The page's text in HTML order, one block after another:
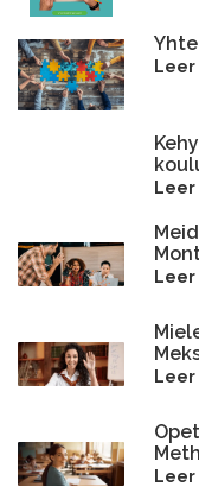
Leer
Leer
Leer
Leer
Leer